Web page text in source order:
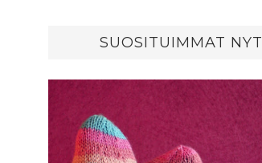
SUOSITUIMMAT NYT